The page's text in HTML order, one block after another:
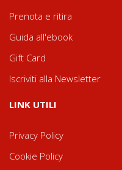
Prenota e ritira
Guida all'ebook
Gift Card
Iscriviti alla Newsletter
LINK UTILI
Privacy Policy
Cookie Policy